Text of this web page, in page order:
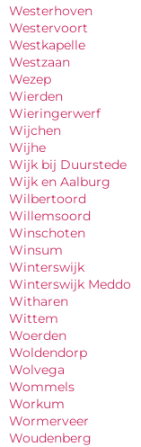
Westerhoven
Westervoort
Westkapelle
Westzaan
Wezep
Wierden
Wieringerwerf
Wijchen
Wijhe
Wijk bij Duurstede
Wijk en Aalburg
Wilbertoord
Willemsoord
Winschoten
Winsum
Winterswijk
Winterswijk Meddo
Witharen
Wittem
Woerden
Woldendorp
Wolvega
Wommels
Workum
Wormerveer
Woudenberg